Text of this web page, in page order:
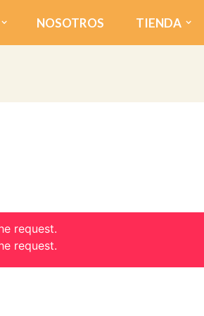
NOSOTROS TIENDA
request.
request.